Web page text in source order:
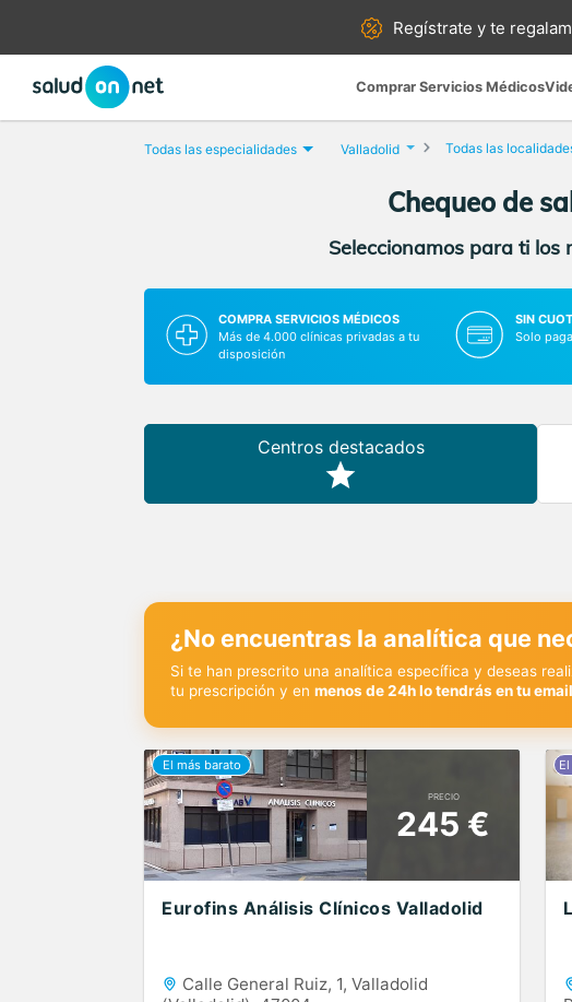
Regístrate yte
Comprar Servicios Médicos
Todas las especialidades Valladolid Todas las
Chequeo de
Seleccionamos para ti los
COMPRA SERVICIOS MÉDICOS
Más de 4.000 clínicas privadas a tu
disposición
SIN
Solo
Centros destacados
¿No encuentras la analítica que
Si te han prescrito una analítica específica y deseas
tu prescripción y en menos de 24h lo tendrás en tu
PRECIO
245 €
Eurofins Análisis Clínicos Valladolid
Calle General Ruiz, 1, Valladolid